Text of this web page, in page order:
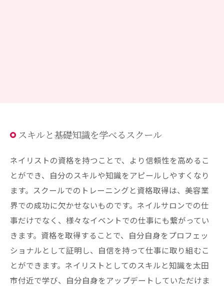
スキルと基礎知識を学べるスクール
ネイリストの資格を持つことで、より信頼性を高めるこ
とができ、自分のスキルや知識をアピールしやすくなり
ます。スクールでのトレーニングと資格取得は、美容業
界での成功に欠かせないものです。ネイルサロンでの仕
事だけでなく、様々なイベントでの仕事にも繋がってい
きます。資格を取得することで、自分自身をプロフェッ
ショナルとして証明し、自信を持って仕事に取り組むこ
とができます。ネイリストとしてのスキルと知識を太田
市付近で学び、自分自身をアップデートしていただけま